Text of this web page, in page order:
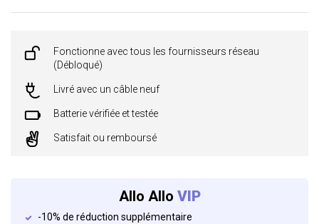
Fonctionne avec tous les fournisseurs réseau
(Débloqué)
Livré avec un câble neuf
Batterie vérifiée et testée
Satisfait ou remboursé
Allo Allo VIP
-10% de réduction supplémentaire